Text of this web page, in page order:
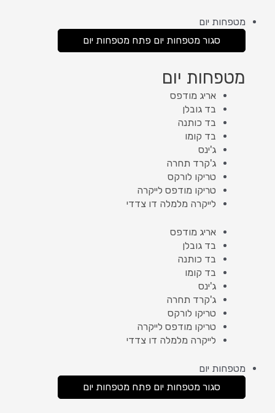
מטפחות יום
סגור מטפחות יום פתח מטפחות יום
מטפחות יום
אריג מודפס
בד גובלן
בד כותנה
בד קומו
ג'ינס
ג'קרד תחרה
טריקו לורקס
טריקו מודפס לייקרה
לייקרה מלמלה דו צדדי
אריג מודפס
בד גובלן
בד כותנה
בד קומו
ג'ינס
ג'קרד תחרה
טריקו לורקס
טריקו מודפס לייקרה
לייקרה מלמלה דו צדדי
מטפחות יום
סגור מטפחות יום פתח מטפחות יום